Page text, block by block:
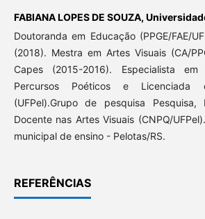
FABIANA LOPES DE SOUZA,
Doutoranda em Educação (PPGE/FAE/
(2018). Mestra em Artes Visuais (CA/
Capes (2015-2016). Especialista
Percursos Poéticos e Licenciada
(UFPel).Grupo de pesquisa Pesquisa,
Docente nas Artes Visuais (CNPQ/
municipal de ensino - Pelotas/RS.
REFERÊNCIAS